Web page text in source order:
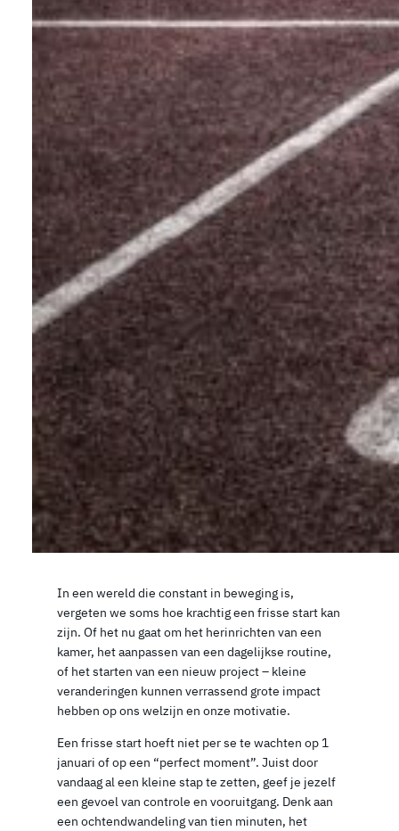
In een wereld die constant in beweging is,
vergeten we soms hoe krachtig een frisse start kan
zijn. Of het nu gaat om het herinrichten van een
kamer, het aanpassen van een dagelijkse routine,
of het starten van een nieuw project – kleine
veranderingen kunnen verrassend grote impact
hebben op ons welzijn en onze motivatie.
Een frisse start hoeft niet per se te wachten op 1
januari of op een “perfect moment”. Juist door
vandaag al een kleine stap te zetten, geef je jezelf
een gevoel van controle en vooruitgang. Denk aan
een ochtendwandeling van tien minuten, het